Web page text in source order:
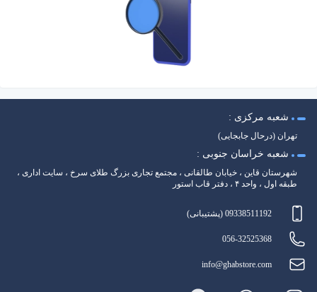
شعبه مرکزی :
تهران (درحال جابجایی)
شعبه خراسان جنوبی :
شهرستان قاین ، خیابان طالقانی ، مجتمع تجاری بزرگ طلای سرخ ، سایت اداری ،
طبقه اول ، واحد ۴ ، دفتر قاب استور
09338511192 (پشتیبانی)
056-32525368
info@ghabstore.com